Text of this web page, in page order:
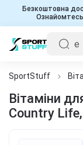
Безкоштовна
SportStuff
Вітаміни
Country